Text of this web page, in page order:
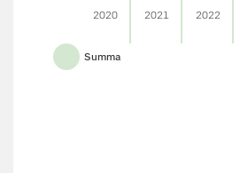
2020 2021 2022
Summa